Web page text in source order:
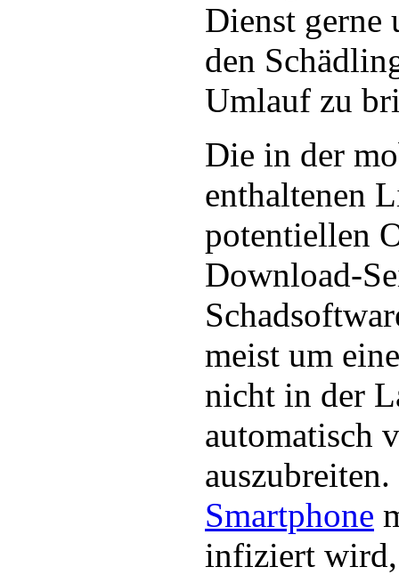
Dienst gerne
den
Umlauf zu
Die in der
enthaltenen
potentiellen
Download-
meist um
nicht in der
automatisch
Smartphone
infiziert wird,